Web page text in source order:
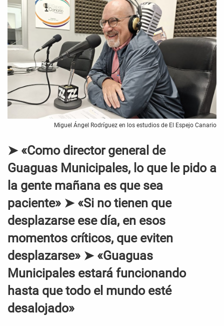
Miguel Ángel Rodríguez en los estudios de El Espejo Canario
➤ «Como director general de
Guaguas Municipales, lo que le pido a
la gente mañana es que sea
paciente» ➤ «Si no tienen que
desplazarse ese día, en esos
momentos críticos, que eviten
desplazarse» ➤ «Guaguas
Municipales estará funcionando
hasta que todo el mundo esté
desalojado»